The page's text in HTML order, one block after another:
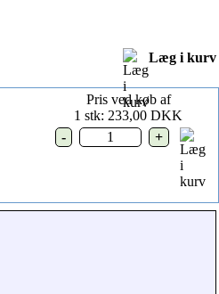
Læg i kurv
Pris ved køb af
1 stk: 233,00 DKK